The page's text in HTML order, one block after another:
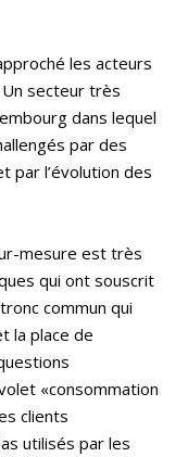
les acteurs
secteur très
dans lequel
par des
par l’évolution des
mesure est très
qui ont souscrit
commun qui
la place de
«consommation
clients
utilisés par les